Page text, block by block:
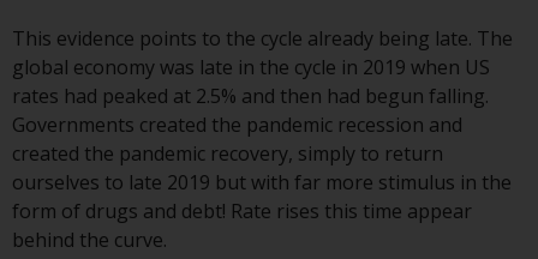
Materialien soll ein
Verkaufsangebot oder eine
Aufforderung oder Aufforderung
zur Abgabe eines Angebots zum
Kauf von Produkten oder
Dienstleistungen darstellen, die
von Redwheel oder einem seiner
verbundenen Unternehmen
This evidence points to the cycle already being late. The
global economy was late in the cycle in 2019 when US
rates had peaked at 2.5% and then had begun falling.
Governments created the pandemic recession and
created the pandemic recovery, simply to return
ourselves to late 2019 but with far more stimulus in the
form of drugs and debt! Rate rises this time appear
behind the curve.